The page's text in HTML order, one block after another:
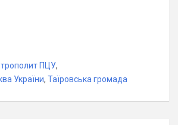
ПЦУ,
України, Таїровська громада